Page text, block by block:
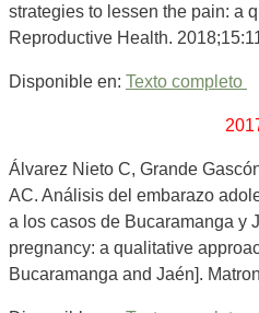
strategies to lessen the pain: a
Reproductive Health.
Disponible en: Texto completo
Álvarez Nieto C, Grande
AC. Análisis del embarazo
a los casos de Bucaramanga y
pregnancy: a qualitative
Bucaramanga and Jaén].